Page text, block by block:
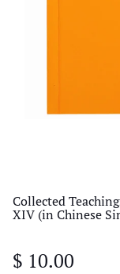
Collected
XIV (in Chinese
$ 10.00